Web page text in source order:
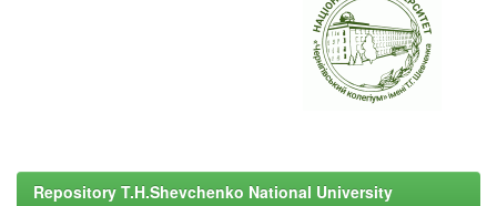
Repository T.H.Shevchenko National University